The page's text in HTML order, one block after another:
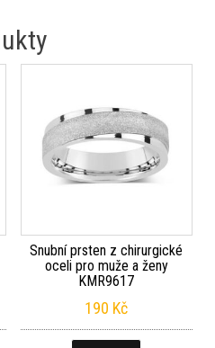
Snubní prsten z chirurgické
oceli pro muže a ženy
KMR9617
190 Kč